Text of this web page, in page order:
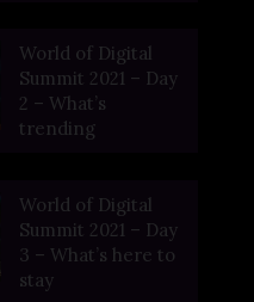
World of Digital
Summit 2021 – Day
2 – What’s
trending
World of Digital
Summit 2021 – Day
3 – What’s here to
stay